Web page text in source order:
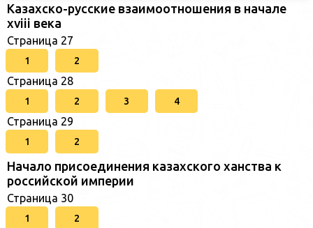
Казахско-русские взаимоотношения в начале
xviii века
Страница 27
1 2
Страница 28
1 2 3 4
Страница 29
1 2
Начало присоединения казахского ханства к
российской империи
Страница 30
1 2